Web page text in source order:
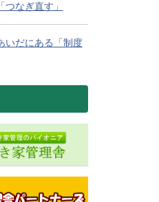
なぎ直す」
いだにある「制度